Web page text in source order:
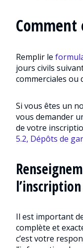
Comment
Remplir le
jours civils
commerciales ou
Si vous êtes un
vous demander
de votre
5.2, Dépôts de
l’inscription
Il est important
complète et
c’est votre